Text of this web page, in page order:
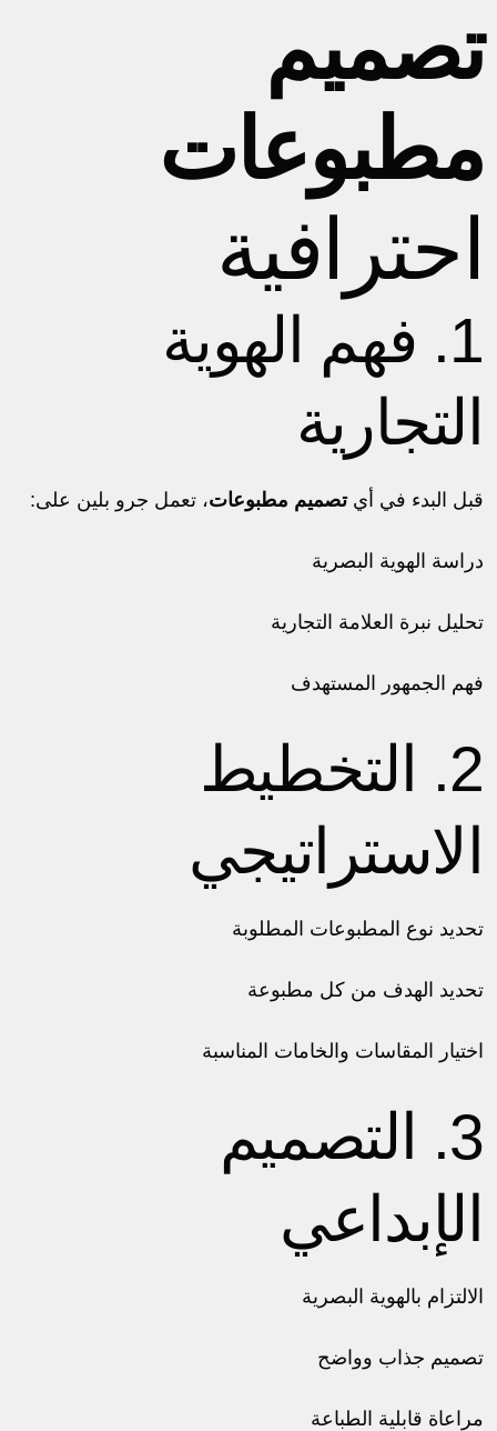
تصميم
مطبوعات
احترافية
1. فهم الهوية
التجارية
قبل البدء في أيتصميم مطبوعات، تعمل جرو بلين على:
دراسة الهوية البصرية
تحليل نبرة العلامة التجارية
فهم الجمهور المستهدف
2. التخطيط
الاستراتيجي
تحديد نوع المطبوعات المطلوبة
تحديد الهدف من كل مطبوعة
اختيار المقاسات والخامات المناسبة
3. التصميم
الإبداعي
الالتزام بالهوية البصرية
تصميم جذاب وواضح
مراعاة قابلية الطباعة